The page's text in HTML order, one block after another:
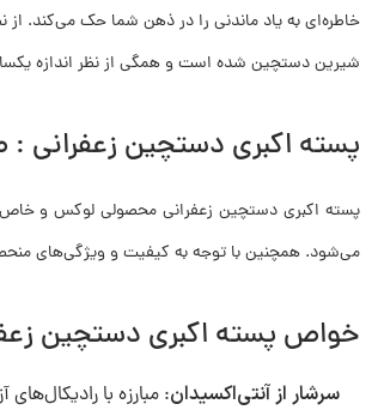
خاطره‌ای به یاد ماندنی را در ذهن شما حک می‌کند.
شیرین دستچین شده است و همگی از نظر اندازه
پسته اکبری دستچین
پسته اکبری دستچین زعفرانی محصولی لوکس و خاص
می‌شود. همچنین با توجه به کیفیت و ویژگی‌های
خواص پسته اکبری دستچین
سرشار از آنتی‌اکسیدان: مبارزه با رادیکال‌های